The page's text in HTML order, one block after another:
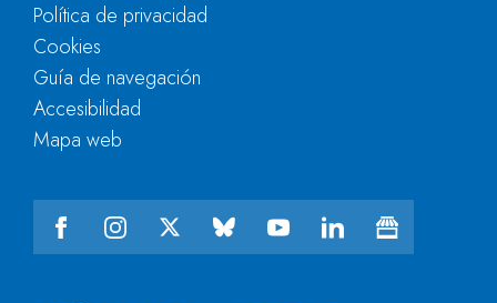
Política de privacidad
Cookies
Guía de navegación
Accesibilidad
Mapa web